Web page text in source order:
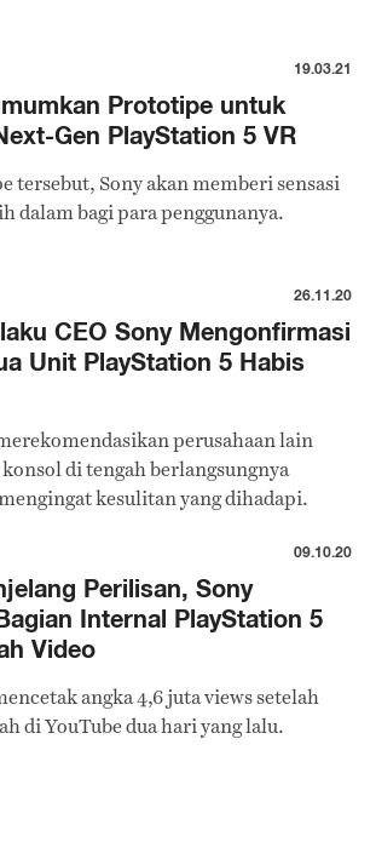
19.03.21
Prototipe untuk
Gen PlayStation 5 VR
tersebut, Sony akan memberi sensasi
dalam bagi para penggunanya.
26.11.20
CEO Sony Mengonfirmasi
Unit PlayStation 5 Habis
perusahaan lain
di tengah berlangsungnya
kesulitan yang dihadapi.
09.10.20
Perilisan, Sony
Internal PlayStation 5
Video
angka 4,6 juta views setelah
di YouTube dua hari yang lalu.